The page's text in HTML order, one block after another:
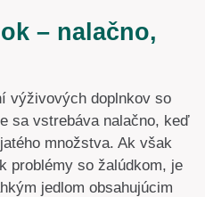
– nalačno,
výživových doplnkov so
sa vstrebáva nalačno, keď
množstva. Ak však
problémy so žalúdkom, je
jedlom obsahujúcim